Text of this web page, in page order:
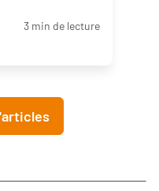
3 min de lecture